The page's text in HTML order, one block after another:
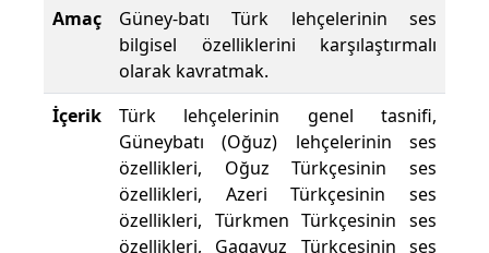
Amaç
Güney-batı Türk lehçelerinin ses
bilgisel özelliklerini karşılaştırmalı
olarak kavratmak.
İçerik
Türk lehçelerinin genel tasnifi,
Güneybatı (Oğuz) lehçelerinin ses
özellikleri, Oğuz Türkçesinin ses
özellikleri, Azeri Türkçesinin ses
özellikleri, Türkmen Türkçesinin ses
özellikleri, Gagavuz Türkçesinin ses